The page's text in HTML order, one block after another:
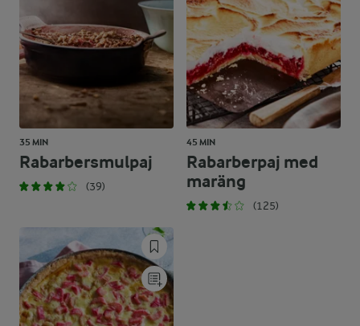
35 MIN
Rabarbersmulpaj
(39)
45 MIN
Rabarberpaj med
maräng
(125)